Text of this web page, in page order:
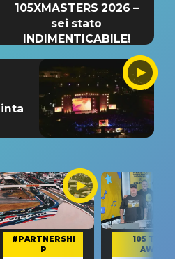
105XMASTERS 2026 –
sei stato
INDIMENTICABILE!
#PARTNERSHI
P
105 TAKE
AWAY